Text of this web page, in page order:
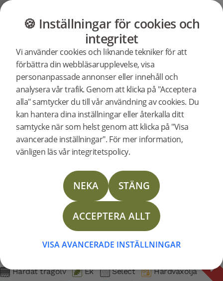
MÖBLER BUTIK OUTLET
🍪 Inställningar för cookies och
integritet
Vi använder cookies och liknande tekniker för att
förbättra din webbläsarupplevelse, visa
personanpassade annonser eller innehåll och
analysera vår trafik. Genom att klicka på "Acceptera
alla" samtycker du till vår användning av cookies. Du
kan hantera dina inställningar eller återkalla ditt
samtycke när som helst genom att klicka på "Visa
avancerade inställningar". För mer information,
vänligen läs vår integritetspolicy.
NEKA STÄNG
ACCEPTERA ALLT
VISA AVANCERADE INSTÄLLNINGAR
Sök efter
support för
en specifik
produkt
345027 Woodura Planks SKARSHULT 3.0 XL
Support Produktsupport Woodura Planks 3.0 - Hårdvaxolja
Support för Woodura Planks
SKARSHULT 3.0 XL
Läggningsanvisning
Skötselinstruktion
Läggningsinstruktion Nedlimning
UTGÅNGEN
Woodura Planks SKARSHULT 3.0 XL
Härdat trägolv Ek Select
Hårdvaxolja